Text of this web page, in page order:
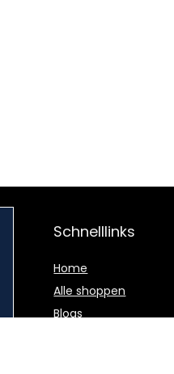
Schnelllinks
Home
Alle shoppen
Blogs